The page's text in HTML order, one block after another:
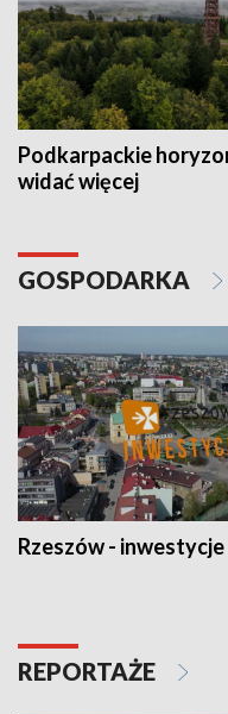
Podkarpackie
widać więcej
GOSPODARKA
Rzeszów - inwestycje
REPORTAŻE